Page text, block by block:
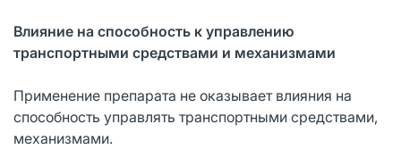
Влияние на способность к управлению
транспортными средствами и механизмами
Применение препарата не оказывает влияния на
способность управлять транспортными средствами,
механизмами.